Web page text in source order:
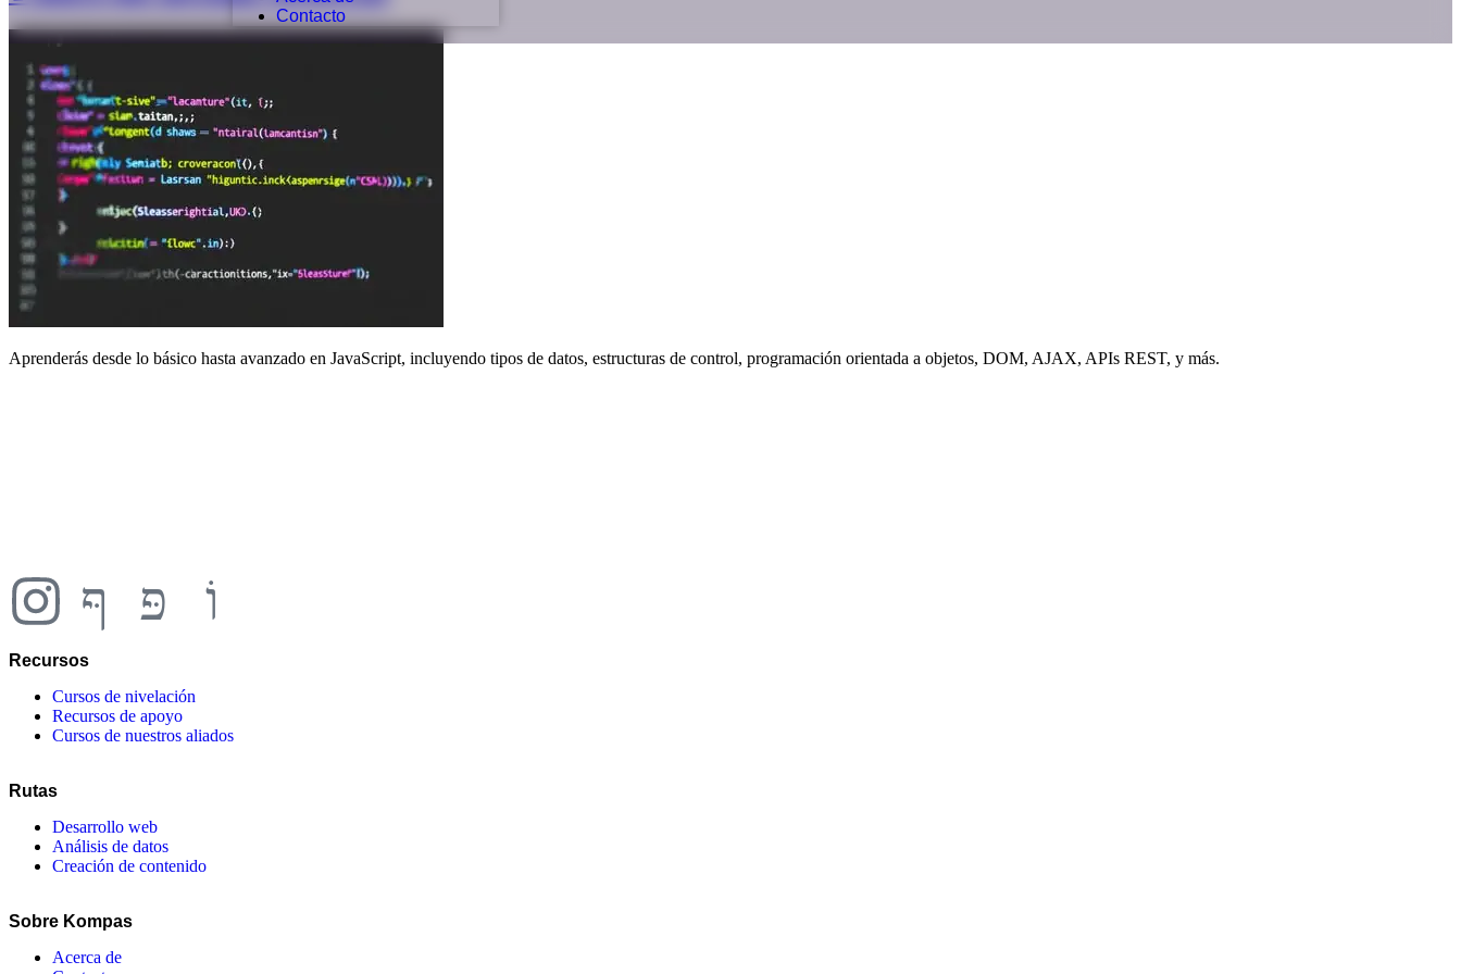
Contacto
Aprenderás desde lo básico hasta avanzado en JavaScript, incluyendo tipos de datos, estructuras de control, programación orientada a objetos, DOM, AJAX, APIs REST, y más.
Recursos
Cursos de nivelación
Recursos de apoyo
Cursos de nuestros aliados
Rutas
Desarrollo web
Análisis de datos
Creación de contenido
Sobre Kompas
Acerca de